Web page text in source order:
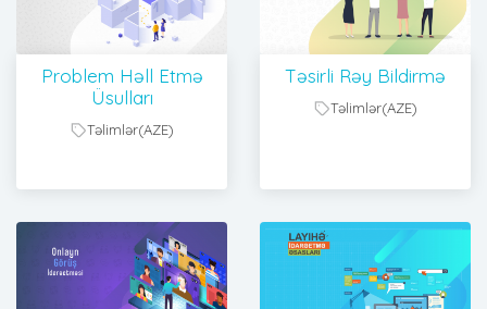
Problem Həll Etmə
Üsulları
Təlimlər(AZE)
Təsirli Rəy Bildirmə
Təlimlər(AZE)